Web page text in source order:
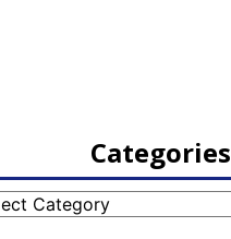
Categories